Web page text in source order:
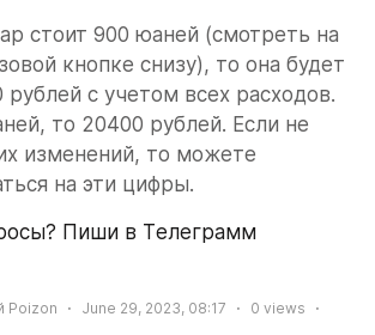
стоит 900 юаней (смотреть на
кнопке снизу), то она будет
рублей с учетом всех расходов.
то 20400 рублей. Если не
изменений, то можете
на эти цифры.
Пиши в Tелеграмм
Poizon June 29, 2023, 08:17 0 views